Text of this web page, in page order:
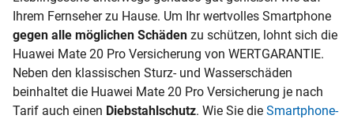
Ihrem Fernseher zu Hause. Um Ihr wertvolles Smartphone
gegen alle möglichen Schäden zu schützen, lohnt sich die
Huawei Mate 20 Pro Versicherung von WERTGARANTIE.
Neben den klassischen Sturz- und Wasserschäden
beinhaltet die Huawei Mate 20 Pro Versicherung je nach
Tarif auch einen Diebstahlschutz. Wie Sie die Smartphone-